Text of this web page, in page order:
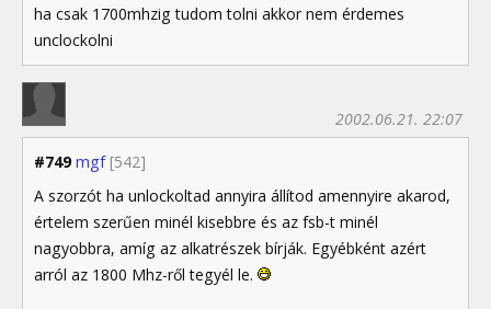
ha csak 1700mhzig tudom tolni akkor nem érdemes
unclockolni
#749 mgf [542]
2002.06.21. 22:07
A szorzót ha unlockoltad annyira állítod amennyire akarod,
értelem szerűen minél kisebbre és az fsb-t minél
nagyobbra, amíg az alkatrészek bírják. Egyébként azért
arról az 1800 Mhz-ről tegyél le.